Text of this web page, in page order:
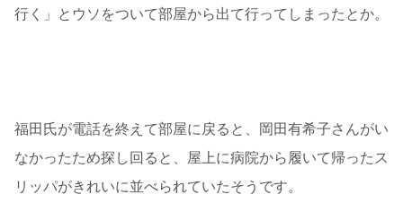
行く」とウソをついて部屋から出て行ってしまったとか。
福田氏が電話を終えて部屋に戻ると、岡田有希子さんがい
なかったため探し回ると、屋上に病院から履いて帰ったス
リッパがきれいに並べられていたそうです。